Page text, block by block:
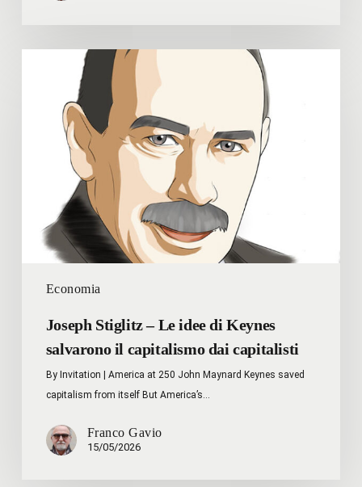
Economia
salvarono
capitalismo
Joseph Stiglitz – Le idee di Keynes
salvarono il capitalismo dai capitalisti
By Invitation | America at 250 John Maynard Keynes saved
capitalism from itself But America’s…
Franco Gavio
15/05/2026